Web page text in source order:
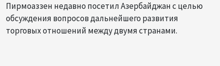
Пирмоаззен недавно посетил Азербайджан с целью
обсуждения вопросов дальнейшего развития
торговых отношений между двумя странами.